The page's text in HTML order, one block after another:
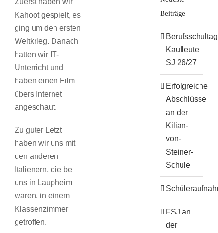
Zuerst haben wir
Kahoot gespielt, es
ging um den ersten
Weltkrieg. Danach
hatten wir IT-
Unterricht und
haben einen Film
übers Internet
angeschaut.
Zu guter Letzt
haben wir uns mit
den anderen
Italienern, die bei
uns in Laupheim
waren, in einem
Klassenzimmer
getroffen.
Beiträge
Kaufleute
SJ 26/27
Erfolgreiche
Abschlüsse
an der
Kilian-
von-
Steiner-
Schule
FSJ an
der